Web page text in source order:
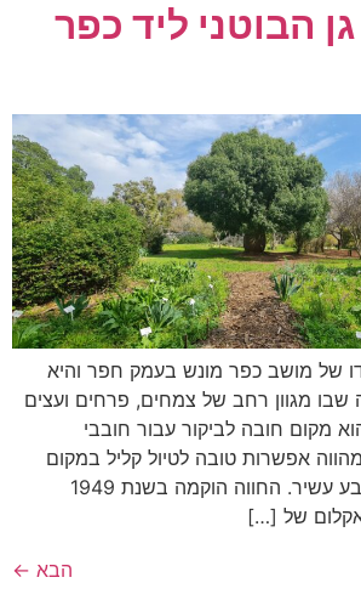
גן הבוטני ליד כפר
של מושב כפר מונש בעמק חפר והיא
שבו מגוון רחב של צמחים, פרחים ועצים
הוא מקום חובה לביקור עבור חובבי
אפשרות טובה לטיול קליל במקום
קסום ומיוחד שכולו טבע עשיר. החווה הוקמה בשנת 1949
של […]
הבא ←